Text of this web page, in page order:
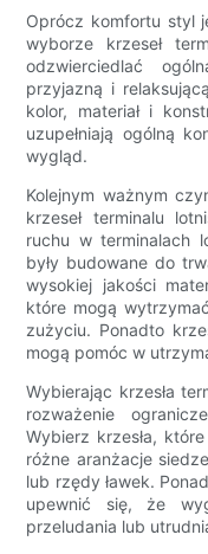
Oprócz komfortu styl
wyborze krzeseł
odzwierciedlać
przyjazną i
kolor, materiał i
uzupełniają ogólną
wygląd.
Kolejnym ważnym
krzeseł terminalu
ruchu w terminalach
były budowane do
wysokiej jakości
które mogą
zużyciu. Ponadto
mogą pomóc w
Wybierając krzesła
rozważenie
Wybierz krzesła,
różne aranżacje
lub rzędy ławek.
upewnić się, że
przeludania lub